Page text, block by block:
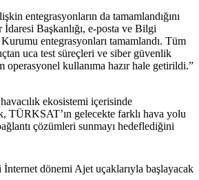
entegrasyonların da tamamlandığını
Başkanlığı, e-posta ve Bilgi
entegrasyonları tamamlandı. Tüm
uca test süreçleri ve siber güvenlik
operasyonel kullanıma hazır hale getirildi.”
ekosistemi içerisinde
TÜRKSAT’ın gelecekte farklı hava yolu
çözümleri sunmayı hedeflediğini
dönemi Ajet uçaklarıyla başlayacak